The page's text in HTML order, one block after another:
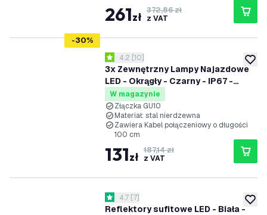
261zł 372,86 zł
z VAT
dodaj
-30%
3x Zewnętrzny Lampy Najazdowe
LED - Okrągły - Czarny - IP67 -
Gniazdo GU10 - Kabel zasilający 1
metr
otwórz panel recenzji
4.2 Gwiazdki oceny
4.2 [10]
W magazynie
Złączka GU10
Materiał: stal nierdzewna
Zawiera Kabel połączeniowy o długości
100 cm
131zł 187,14 zł
z VAT
Reflektory sufitowe LED - Biała -
otwórz panel recenzji
4.7 Gwiazdki oceny
4.7 [7]